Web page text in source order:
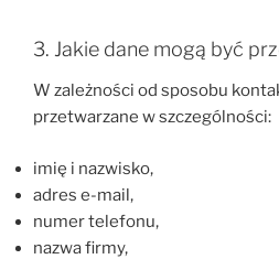
3. Jakie dane mogą być
W zależności od sposobu
przetwarzane w szczególności:
imię i nazwisko,
adres e-mail,
numer telefonu,
nazwa firmy,